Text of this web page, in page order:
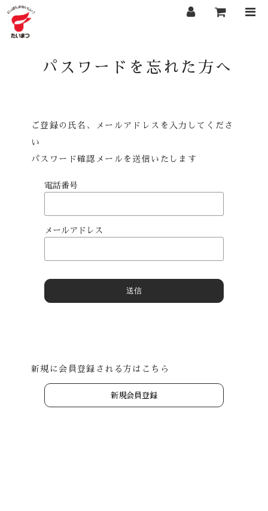
パスワードを忘れた方へ
ご登録の氏名、メールアドレスを入力してくださ
い
パスワード確認メールを送信いたします
電話番号
メールアドレス
新規に会員登録される方はこちら
新規会員登録